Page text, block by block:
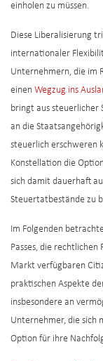
einholen zu müssen.
Diese Liberalisierung
internationaler
Unternehmern, die im
einen Wegzug ins
bringt aus steuerlicher
an die
steuerlich erschweren
Konstellation die
sich damit dauerhaft
Steuertatbestände zu
Im Folgenden
Passes, die
Markt verfügbaren
praktischen Aspekte
insbesondere an
Unternehmer, die sich
Option für ihre